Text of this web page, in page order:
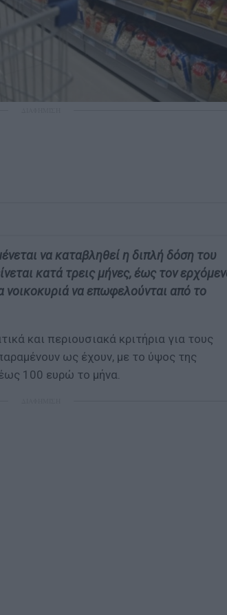
να καταβληθεί η διπλή δόση του
κατά τρεις μήνες, έως τον
να επωφελούνται από το
και περιουσιακά κριτήρια για τους
ως έχουν, με το ύψος της
100 ευρώ το μήνα.